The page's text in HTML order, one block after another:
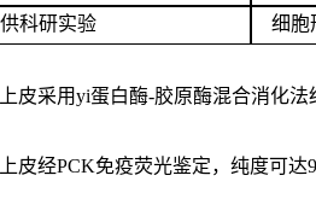
科研实验 细胞
皮采用yi蛋白酶-胶原酶混合消化
皮经PCK免疫荧光鉴定，纯度可